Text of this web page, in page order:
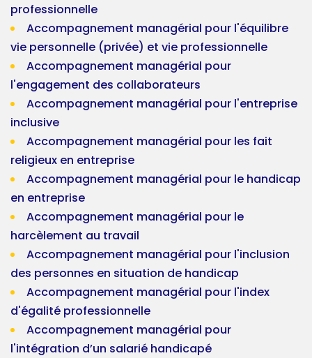
professionnelle
Accompagnement managérial pour l'équilibre
vie personnelle (privée) et vie professionnelle
Accompagnement managérial pour
l'engagement des collaborateurs
Accompagnement managérial pour l'entreprise
inclusive
Accompagnement managérial pour les fait
religieux en entreprise
Accompagnement managérial pour le handicap
en entreprise
Accompagnement managérial pour le
harcèlement au travail
Accompagnement managérial pour l'inclusion
des personnes en situation de handicap
Accompagnement managérial pour l'index
d'égalité professionnelle
Accompagnement managérial pour
l'intégration d’un salarié handicapé